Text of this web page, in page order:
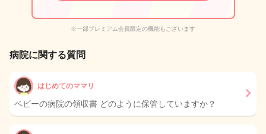
※一部プレミアム会員限定の機能もございます
病院に関する質問
はじめてのママリ
ベビーの病院の領収書 どのように保管していますか？